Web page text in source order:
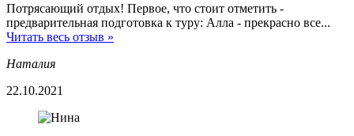
Потрясающий отдых! Первое, что стоит отметить -
предварительная подготовка к туру: Алла - прекрасно все...
Читать весь отзыв »
Наталия
22.10.2021